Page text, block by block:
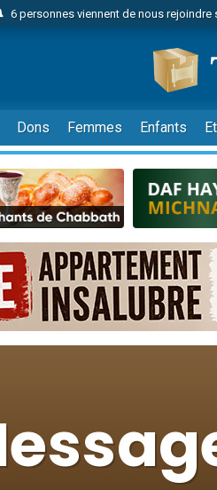
6 personnes viennent de nous rejoindre
2 personnes viennent de faire un
17 personnes viennent de demander
4 personnes viennent de nous rejoindre
Il reste 49 places pour étudier en
23 personnes viennent de faire un
Eva vient de donner son Maasser
4 personnes viennent de nous rejoindre
3 personnes viennent de nous rejoindre
3 personnes viennent de faire un
Odaya vient de donner son Maasser
13 personnes viennent de demander
12 nouvelles musiques dans Torah-
3 personnes viennent de nous
Dons Femmes Enfants